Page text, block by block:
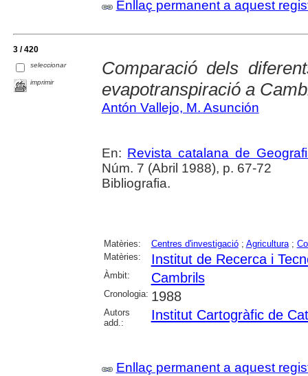
Enllaç permanent a aquest
3 / 420
seleccionar
imprimir
Comparació dels
evapotranspiració a
Antón Vallejo, M. Asunción
En: Revista catalana de
Núm. 7 (Abril 1988), p. 67-72
Bibliografia.
Matèries: Centres d'investigació; Agricultura;
Matèries:
Institut de Recerca i
Àmbit: Cambrils
Cronologia: 1988
Autors
add.:
Institut Cartogràfic de
Enllaç permanent a aquest